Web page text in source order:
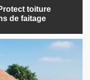
toiture
de faitage